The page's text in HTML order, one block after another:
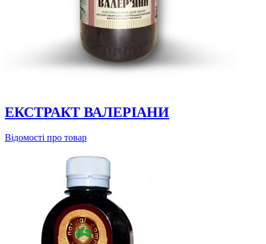
ЕКСТРАКТ ВАЛЕРІАНИ
Відомості про товар